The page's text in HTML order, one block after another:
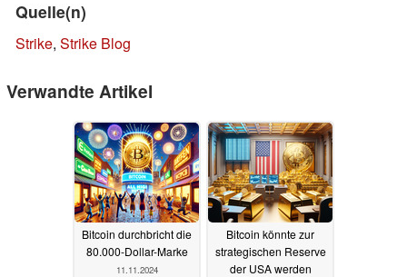
Quelle(n)
Strike, Strike Blog
Verwandte Artikel
Bitcoin durchbricht die
80.000-Dollar-Marke
11.11.2024
Bitcoin könnte zur
strategischen Reserve
der USA werden